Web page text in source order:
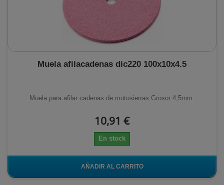
Muela afilacadenas dic220 100x10x4.5
Muela para afilar cadenas de motosierras Grosor 4,5mm.
10,91 €
En stock
AÑADIR AL CARRITO